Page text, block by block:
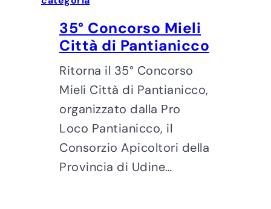
35° Concorso Mieli
Città di Pantianicco
Ritorna il 35° Concorso
Mieli Città di Pantianicco,
organizzato dalla Pro
Loco Pantianicco, il
Consorzio Apicoltori della
Provincia di Udine…